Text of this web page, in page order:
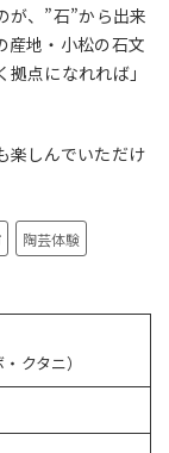
が、”石”から出来
産地・小松の石文
拠点になれれば」
楽しんでいただけ
陶芸体験
クタニ）